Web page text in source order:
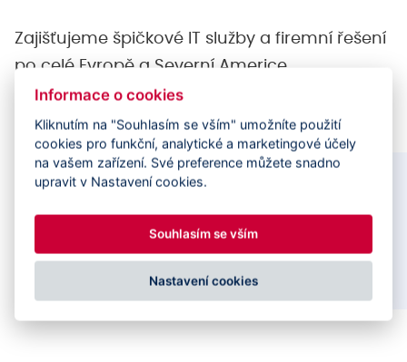
Zajišťujeme špičkové IT služby a firemní řešení
po celé Evropě a Severní Americe
odborníků na
Informace o cookies
Kliknutím na "Souhlasím se vším" umožníte použití
cookies pro funkční, analytické a marketingové účely
na vašem zařízení. Své preference můžete snadno
upravit v Nastavení cookies.
Souhlasím se vším
Nastavení cookies